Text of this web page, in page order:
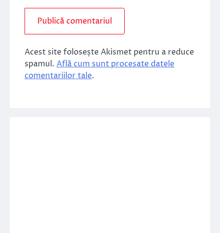
Acest site folosește Akismet pentru a reduce
spamul. Află cum sunt procesate datele
comentariilor tale.